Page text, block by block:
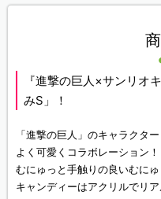
『進撃の巨人×サンリオ
みS」！
「進撃の巨人」のキャラクタ
よく可愛くコラボレーション！
むにゅっと手触りの良いむにゅ
キャンディーはアクリルでリ